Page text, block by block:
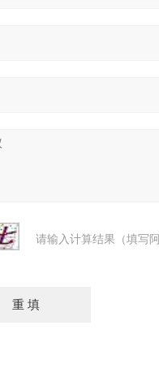
请输入计算结果（填写